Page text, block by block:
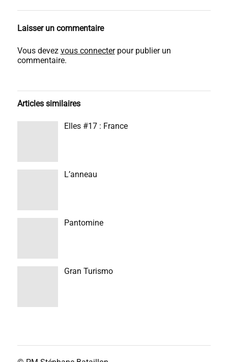
Laisser un commentaire
Vous devez vous connecterpour publier un
commentaire.
Articles similaires
Elles #17 : France
L’anneau
Pantomine
Gran Turismo